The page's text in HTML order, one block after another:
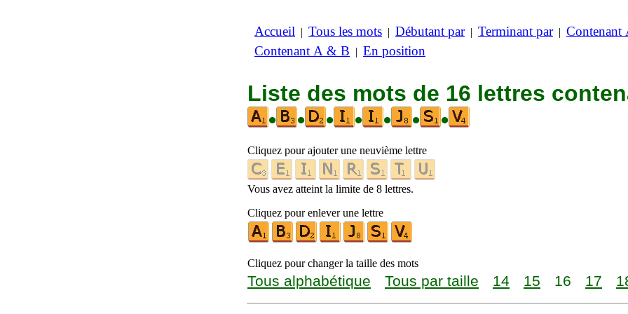
Accueil | Tous les mots | Débutant par| Terminant par| Contenant
Contenant A & B | En position
Liste des mots de 16 lettres
•
• • • • • •
Cliquez pour ajouter une neuvième lettre
Vous avez atteint la limite de 8 lettres.
Cliquez pour enlever une lettre
Cliquez pour changer la taille des mots
Tous alphabétique Tous par taille 14 15 16 17